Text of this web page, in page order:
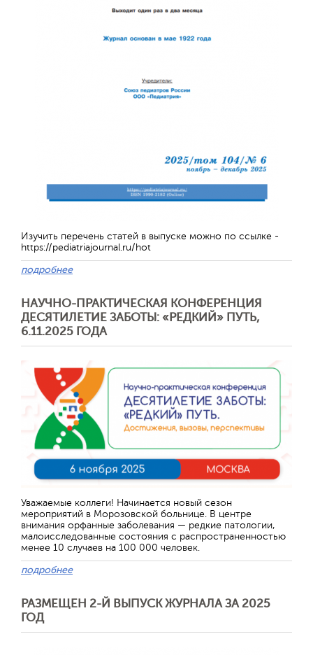
Изучить перечень статей в выпуске можно по ссылке -
https://pediatriajournal.ru/hot
подробнее
НАУЧНО-ПРАКТИЧЕСКАЯ КОНФЕРЕНЦИЯ
ДЕСЯТИЛЕТИЕ ЗАБОТЫ: «РЕДКИЙ» ПУТЬ,
6.11.2025 ГОДА
Уважаемые коллеги! Начинается новый сезон
мероприятий в Морозовской больнице. В центре
внимания орфанные заболевания — редкие патологии,
малоисследованные состояния с распространенностью
менее 10 случаев на 100 000 человек.
подробнее
РАЗМЕЩЕН 2-Й ВЫПУСК ЖУРНАЛА ЗА 2025
ГОД